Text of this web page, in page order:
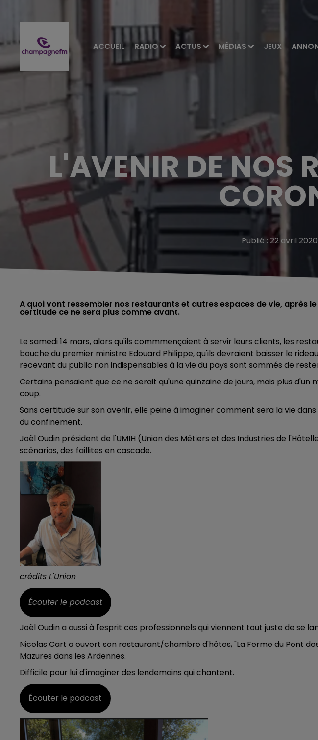
ACCUEIL RADIO ACTUS MÉDIAS JEUX
19h00 - 19h15
LA POP MACHINE - CHAMPAGNE FM
L'AVENIR DE NOS
Publié : 22 avril
A quoi vont ressembler nos restaurants et autres espaces de vie, après
certitude ce ne sera plus comme avant.
Le samedi 14 mars, alors qu'ils commmençaient à servir leurs clients, les
bouche du premier ministre Edouard Philippe, qu'ils devraient baisser le
recevant du public non indispensables à la vie du pays sont sommés de
Certains pensaient que ce ne serait qu'une quinzaine de jours, mais plus d'un
coup.
Sans certitude sur son avenir, elle peine à imaginer comment sera la vie
du confinement.
Joël Oudin président de l'UMIH (Union des Métiers et des Industries de
scénarios, des faillites en cascade.
crédits L'Union
Écouter le podcast
Joël Oudin a aussi à l'esprit ces professionnels qui viennent tout juste de se
Nicolas Cart a ouvert son restaurant/chambre d'hôtes, "La Ferme du Pont
Mazures dans les Ardennes.
Difficile pour lui d'imaginer des lendemains qui chantent.
Écouter le podcast
FM
19h15 - 20h00
LA RADIO POP